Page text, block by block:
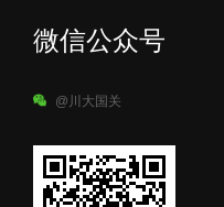
微信公众号
@川大国关